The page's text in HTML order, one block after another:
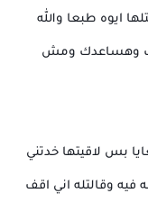
ايوه طبعا والله
وهساعدك ومش
بس لاقيتها خدتني
وقالتله اني اقف